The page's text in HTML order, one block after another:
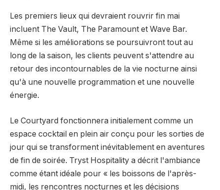
Les premiers lieux qui devraient rouvrir fin mai
incluent The Vault, The Paramount et Wave Bar.
Même si les améliorations se poursuivront tout au
long de la saison, les clients peuvent s'attendre au
retour des incontournables de la vie nocturne ainsi
qu'à une nouvelle programmation et une nouvelle
énergie.
Le Courtyard fonctionnera initialement comme un
espace cocktail en plein air conçu pour les sorties de
jour qui se transforment inévitablement en aventures
de fin de soirée. Tryst Hospitality a décrit l'ambiance
comme étant idéale pour « les boissons de l'après-
midi, les rencontres nocturnes et les décisions